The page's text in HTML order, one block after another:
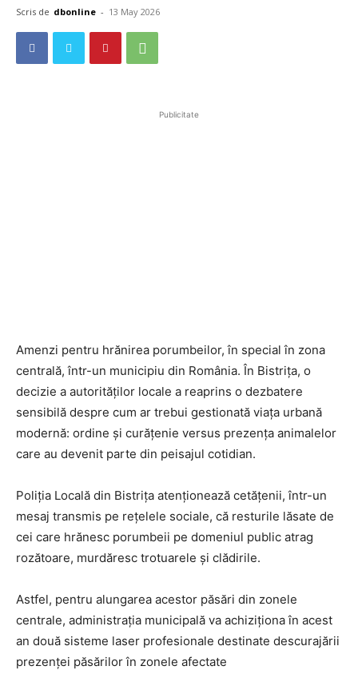
Scris de dbonline - 13 May 2026
Publicitate
Amenzi pentru hrănirea porumbeilor, în special în zona
centrală, într-un municipiu din România. În Bistrița, o
decizie a autorităților locale a reaprins o dezbatere
sensibilă despre cum ar trebui gestionată viața urbană
modernă: ordine și curățenie versus prezența animalelor
care au devenit parte din peisajul cotidian.
Poliția Locală din Bistrița atenționează cetățenii, într-un
mesaj transmis pe rețelele sociale, că resturile lăsate de
cei care hrănesc porumbeii pe domeniul public atrag
rozătoare, murdăresc trotuarele și clădirile.
Astfel, pentru alungarea acestor păsări din zonele
centrale, administrația municipală va achiziționa în acest
an două sisteme laser profesionale destinate descurajării
prezenței păsărilor în zonele afectate